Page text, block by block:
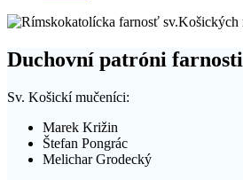
Duchovní patróni farnosti
Sv. Košickí mučeníci:
Marek Križin
Štefan Pongrác
Melichar Grodecký